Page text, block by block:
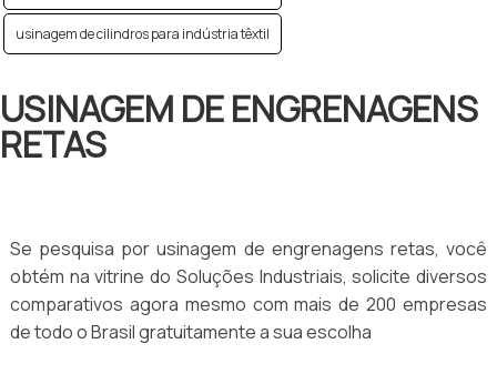
usinagem de cilindros para indústria têxtil
USINAGEM DE ENGRENAGENS
RETAS
Se pesquisa por usinagem de engrenagens retas, você
obtém na vitrine do Soluções Industriais, solicite diversos
comparativos agora mesmo com mais de 200 empresas
de todo o Brasil gratuitamente a sua escolha